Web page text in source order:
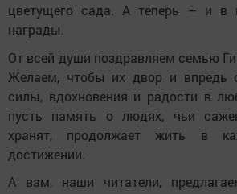
цветущего сада. А теперь – и в
награды.
От всей души поздравляем семью
Желаем, чтобы их двор и впредь
силы, вдохновения и радости в
пусть память о людях, чьи
хранят, продолжает жить в
достижении.
А вам, наши читатели,